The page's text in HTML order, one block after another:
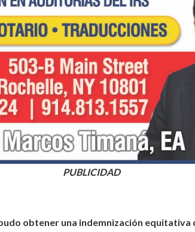
PUBLICIDAD
obtener una indemnización equitativa